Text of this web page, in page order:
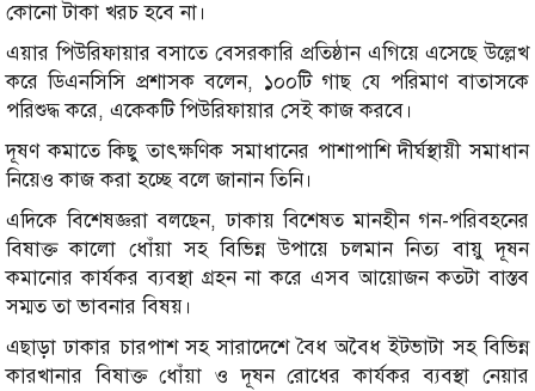
কোনো টাকা খরচ হবে না।
এয়ার পিউরিফায়ার বসাতে বেসরকারি প্রতিষ্ঠান এগিয়ে এসেছে উল্লেখ
করে ডিএনসিসি প্রশাসক বলেন, ১০০টি গাছ যে পরিমাণ বাতাসকে
পরিশুদ্ধ করে, একেকটি পিউরিফায়ার সেই কাজ করবে।
দূষণ কমাতে কিছু তাৎক্ষণিক সমাধানের পাশাপাশি দীর্ঘস্থায়ী সমাধান
নিয়েও কাজ করা হচ্ছে বলে জানান তিনি।
এদিকে বিশেষজ্ঞরা বলছেন, ঢাকায় বিশেষত মানহীন গন-পরিবহনের
বিষাক্ত কালো ধোঁয়া সহ বিভিন্ন উপায়ে চলমান নিত্য বায়ু দূষন
কমানোর কার্যকর ব্যবস্থা গ্রহন না করে এসব আয়োজন কতটা বাস্তব
সম্মত তা ভাবনার বিষয়।
এছাড়া ঢাকার চারপাশ সহ সারাদেশে বৈধ অবৈধ ইটভাটা সহ বিভিন্ন
কারখানার বিষাক্ত ধোঁয়া ও দূষন রোধের কার্যকর ব্যবস্থা নেয়ার